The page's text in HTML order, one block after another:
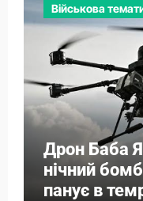
Військова
Дрон Баба
нічний
панує в